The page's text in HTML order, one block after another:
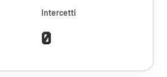
Intercetti
0